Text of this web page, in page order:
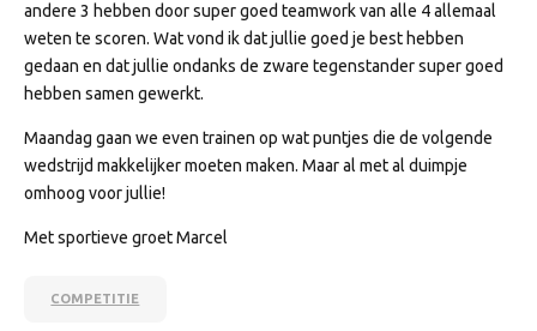
andere 3 hebben door super goed teamwork van alle 4 allemaal
weten te scoren. Wat vond ik dat jullie goed je best hebben
gedaan en dat jullie ondanks de zware tegenstander super goed
hebben samen gewerkt.
Maandag gaan we even trainen op wat puntjes die de volgende
wedstrijd makkelijker moeten maken. Maar al met al duimpje
omhoog voor jullie!
Met sportieve groet Marcel
COMPETITIE